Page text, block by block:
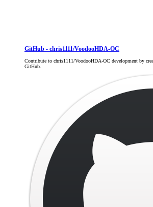
GitHub - chris1111/VoodooHDA-OC
Contribute to chris1111/VoodooHDA-OC development by
GitHub.